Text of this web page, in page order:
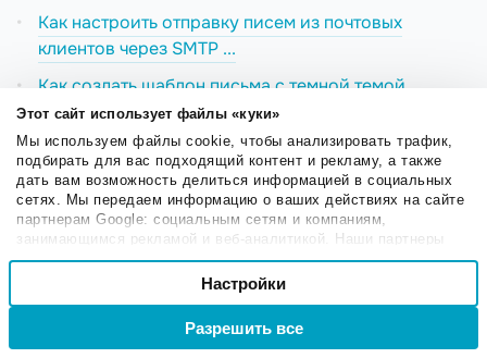
Этот сайт использует файлы «куки»
Мы используем файлы cookie, чтобы анализировать трафик,
подбирать для вас подходящий контент и рекламу, а также
дать вам возможность делиться информацией в социальных
сетях. Мы передаем информацию о ваших действиях на сайте
партнерам Google: социальным сетям и компаниям,
занимающимся рекламой и веб-аналитикой. Наши партнеры
могут комбинировать эти сведения с предоставленной вами
информацией, а также данными, которые они получили при
использовании вами их сервисов.
Выбор
Настроечные
Настройки
Разрешить все
Как настроить отправку писем из почтовых
клиентов через SMTP ...
Как создать шаблон письма с темной темой
Как настроить отправку писем из почтовых
клиентов через SMTP ...
Как добавить ссылку на событие в календаре в
письмо